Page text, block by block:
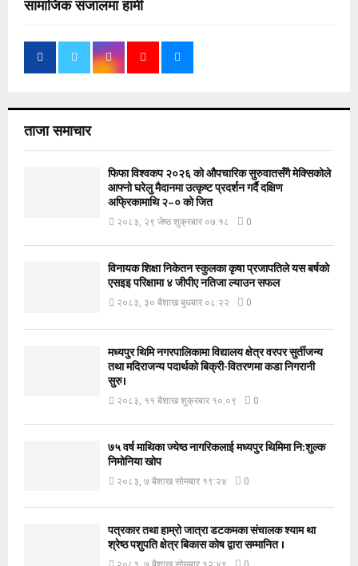
ताजा समाचार
फिफा विश्वकप २०२६ को औपचारिक सुरुवातसँगै मेक्सिकोले
आफ्नो घरेलु मैदानमा उत्कृष्ट प्रदर्शन गर्दै दक्षिण
अफ्रिकामाथि २–० को जित
२०८३, २९ जेष्ठ शुक्रबार ०७:१८ 0
विनायक शिक्षा निकेतन स्कुलका कृषा प्रजापतिले यस बर्षको
एसइइ परिक्षामा ४ जीपीए नतिजा ल्याउन सफल
२०८३, ३० बैशाख बुधबार ०८:२२ 0
मध्यपुर थिमि नगरपालिकामा विद्यालय क्षेत्र वरपर सुर्तीजन्य
तथा मदिराजन्य पदार्थको बिक्री-वितरणमा कडा निगरानी
सुरु।
२०८३, ११ बैशाख शुक्रबार १०:०९ 0
७५ वर्ष माथिका ज्येष्ठ नागरिकलाई मध्यपुर थिमिमा नि:शुल्क
निमोनिया खोप
२०८३, ७ बैशाख सोमबार १९:२४ 0
पत्रकार तथा हाम्रो जात्रा डटकमका संचालक श्याम था
श्रेष्ठ पशुपति क्षेत्र बिकास कोष द्वारा सम्मानित ।